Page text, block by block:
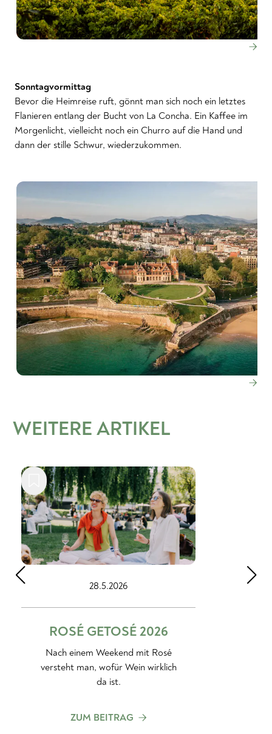
Sonntagvormittag
Bevor die Heimreise ruft, gönnt man sich noch ein letztes
Flanieren entlang der Bucht von La Concha. Ein Kaffee im
Morgenlicht, vielleicht noch ein Churro auf die Hand und
dann der stille Schwur, wiederzukommen.
WEITERE ARTIKEL
21.5.2026
GUT OGGAU GASTRO-
LAUNCH
Die Weinfamilie in Zürich.
ZUM BEITRAG